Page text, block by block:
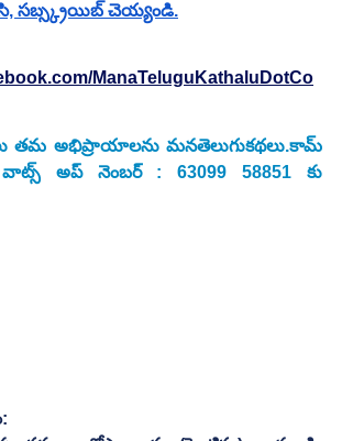
సబ్స్క్రయిబ్ చెయ్యండి.
ManaTeluguKathaluDotCo
తమ అభిప్రాయాలను మనతెలుగుకథలు.కామ్
అప్ నెంబర్ : 63099 58851 కు